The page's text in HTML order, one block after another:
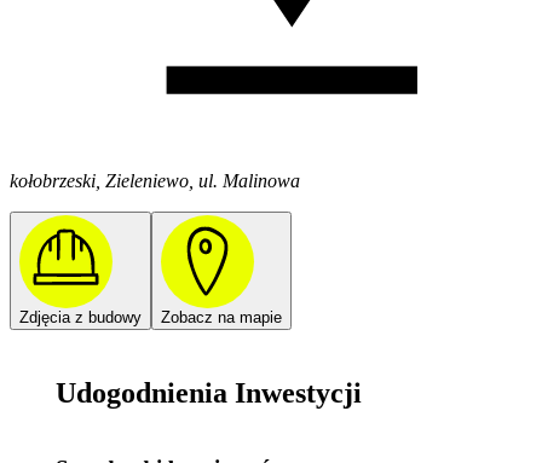
kołobrzeski, Zieleniewo, ul. Malinowa
Zdjęcia z budowy Zobacz na mapie
Udogodnienia Inwestycji